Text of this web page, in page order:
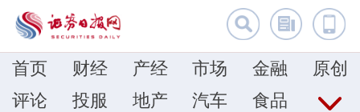
首页 财经 产经 市场 金融
原创
评论
投服 地产 汽车 食品